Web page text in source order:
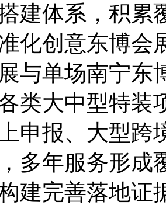
建体系，积累
化创意东博会
与单场南宁东
类大中型特装
申报、大型跨
多年服务形成
建完善落地证